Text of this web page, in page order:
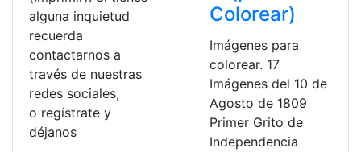
alguna inquietud
recuerda
contactarnos a
través de nuestras
redes sociales,
o regístrate y
déjanos
Colorear)
Imágenes para
colorear. 17
Imágenes del 10 de
Agosto de 1809
Primer Grito de
Independencia